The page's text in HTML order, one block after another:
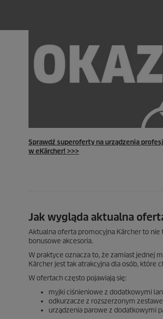
Sprawdź superoferty na urządzenia
w eKärcher! >>>
Jak wygląda aktualna
Aktualna oferta promocyjna Kärcher to
bonusowe akcesoria.
W praktyce oznacza to, że zamiast jednej
Kärcher jest tak atrakcyjna dla osób, które
W ofertach często pojawiają się:
myjki ciśnieniowe z dodatkowymi
odkurzacze z rozszerzonym
urządzenia parowe z dodatkowymi